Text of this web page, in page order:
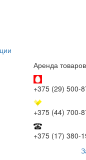
Аренда
+375 (29) 500-
+375 (44) 700-
+375 (17) 380-